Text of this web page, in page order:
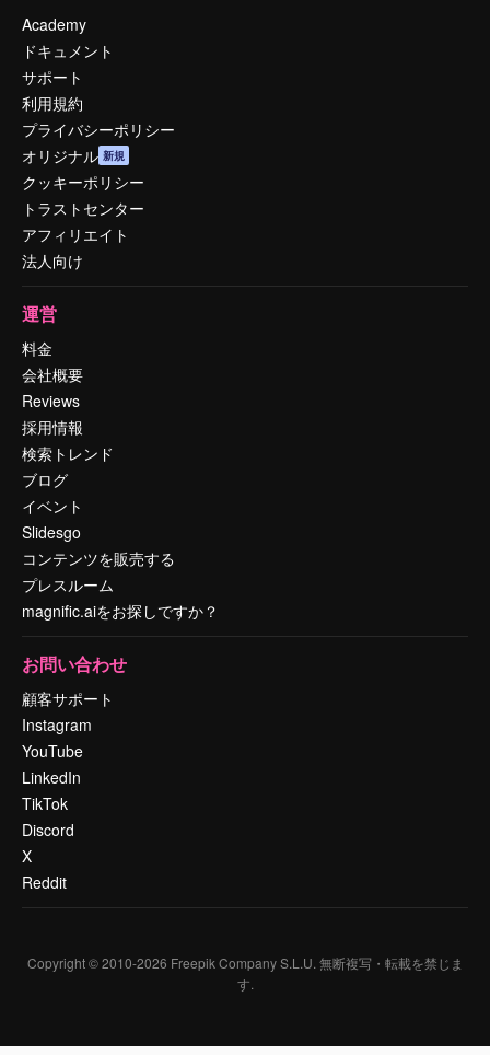
Academy
ドキュメント
サポート
利用規約
プライバシーポリシー
オリジナル 新規
クッキーポリシー
トラストセンター
アフィリエイト
法人向け
運営
料金
会社概要
Reviews
採用情報
検索トレンド
ブログ
イベント
Slidesgo
コンテンツを販売する
プレスルーム
magnific.aiをお探しですか？
お問い合わせ
顧客サポート
Instagram
YouTube
LinkedIn
TikTok
Discord
X
Reddit
Copyright © 2010-2026 Freepik Company S.L.U. 無断複写・転載を禁じま
す.